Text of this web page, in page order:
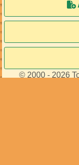
© 2000 - 2026